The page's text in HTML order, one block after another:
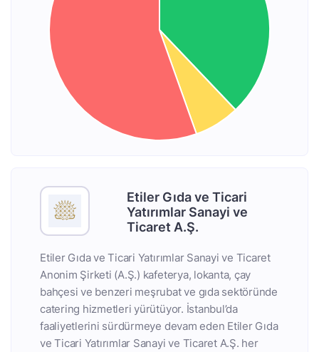
Etiler Gıda ve Ticari
Yatırımlar Sanayi ve
Ticaret A.Ş.
Etiler Gıda ve Ticari Yatırımlar Sanayi ve Ticaret
Anonim Şirketi (A.Ş.) kafeterya, lokanta, çay
bahçesi ve benzeri meşrubat ve gıda sektöründe
catering hizmetleri yürütüyor. İstanbul’da
faaliyetlerini sürdürmeye devam eden Etiler Gıda
ve Ticari Yatırımlar Sanayi ve Ticaret A.Ş. her